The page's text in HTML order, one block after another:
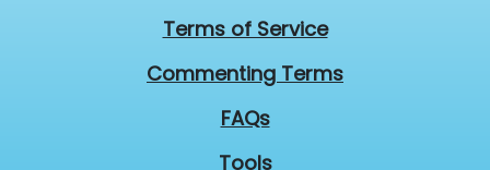
Terms of Service
Commenting Terms
FAQs
Tools